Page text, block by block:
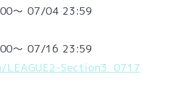
〜 07/04 23:59
〜 07/16 23:59
Section3_0717